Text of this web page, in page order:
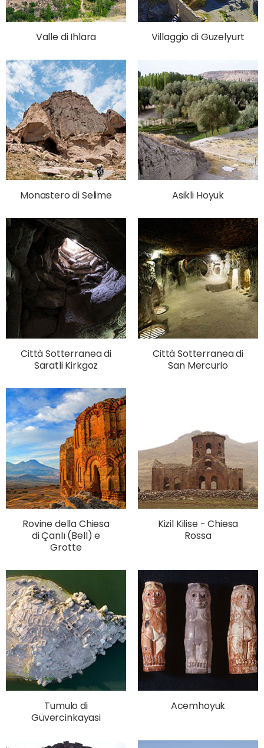
Valle di Ihlara Villaggio di Guzelyurt
Monastero di Selime Asikli Hoyuk
Città Sotterranea di
Saratli Kirkgoz
Città Sotterranea di
San Mercurio
Rovine della Chiesa
di Çanlı (Bell) e
Grotte
Kizil Kilise - Chiesa
Rossa
Tumulo di
Güvercinkayasi
Acemhoyuk